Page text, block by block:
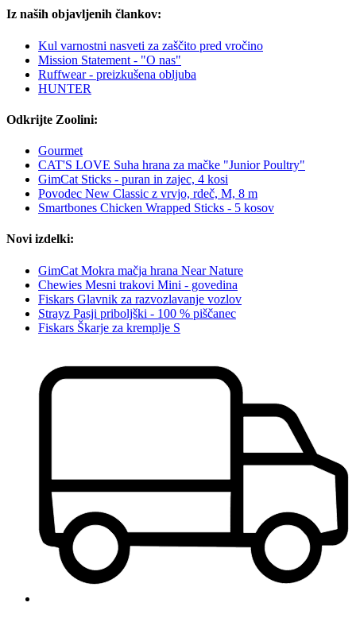
Iz naših objavljenih člankov:
Kul varnostni nasveti za zaščito pred vročino
Mission Statement - "O nas"
Ruffwear - preizkušena obljuba
HUNTER
Odkrijte Zoolini:
Gourmet
CAT'S LOVE Suha hrana za mačke "Junior Poultry"
GimCat Sticks - puran in zajec, 4 kosi
Povodec New Classic z vrvjo, rdeč, M, 8 m
Smartbones Chicken Wrapped Sticks - 5 kosov
Novi izdelki:
GimCat Mokra mačja hrana Near Nature
Chewies Mesni trakovi Mini - govedina
Fiskars Glavnik za razvozlavanje vozlov
Strayz Pasji priboljški - 100 % piščanec
Fiskars Škarje za kremplje S